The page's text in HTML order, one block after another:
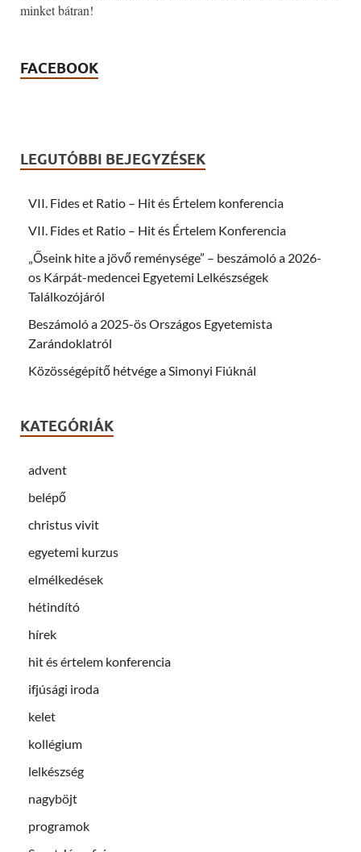
minket bátran!
FACEBOOK
LEGUTÓBBI BEJEGYZÉSEK
VII. Fides et Ratio – Hit és Értelem konferencia
VII. Fides et Ratio – Hit és Értelem Konferencia
„Őseink hite a jövő reménysége” – beszámoló a 2026-
os Kárpát-medencei Egyetemi Lelkészségek
Találkozójáról
Beszámoló a 2025-ös Országos Egyetemista
Zarándoklatról
Közösségépítő hétvége a Simonyi Fiúknál
KATEGÓRIÁK
advent
belépő
christus vivit
egyetemi kurzus
elmélkedések
hétindító
hírek
hit és értelem konferencia
ifjúsági iroda
kelet
kollégium
lelkészség
nagyböjt
programok